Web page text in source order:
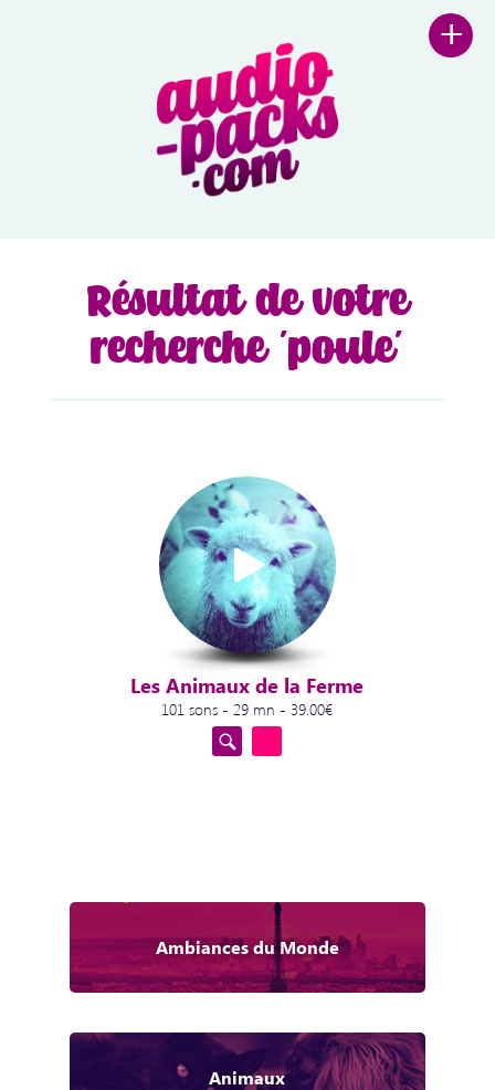
Résultat de votre
recherche 'poule'
Les Animaux de la Ferme
101 sons - 29 mn - 39.00€
Ambiances du Monde
Animaux
+